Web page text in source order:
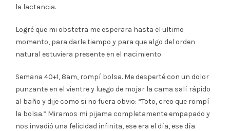
la lactancia.
Logré que mi obstetra me esperara hasta el ultimo
momento, para darle tiempo y para que algo del orden
natural estuviera presente en el nacimiento.
Semana 40+1, 8am, rompí bolsa. Me desperté con un dolor
punzante en el vientre y luego de mojar la cama salí rápido
al baño y dije como si no fuera obvio: “Toto, creo que rompí
la bolsa.” Miramos mi pijama completamente empapado y
nos invadió una felicidad infinita, ese era el día, ese día